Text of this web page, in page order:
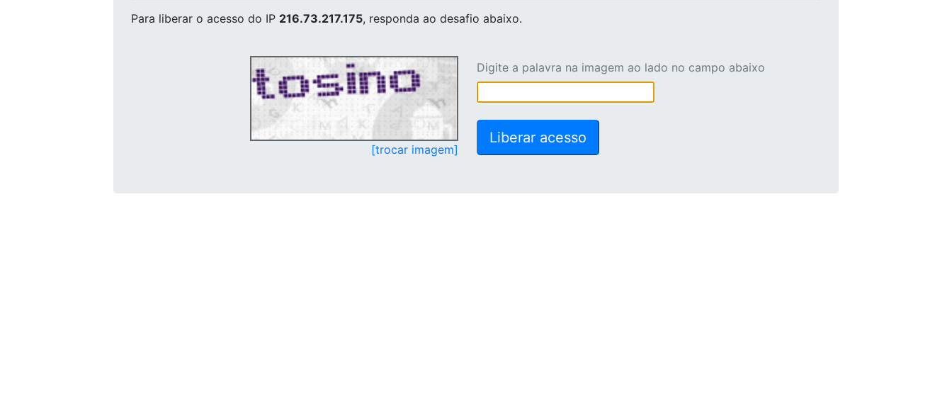
Para liberar o acesso do IP 216.73.217.175, responda ao desafio abaixo.
[trocar imagem]
Digite a palavra na imagem ao lado no campo abaixo